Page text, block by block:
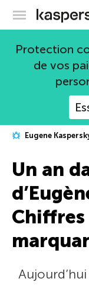
Protection
de vos
Eugene
Un an
Aujourd’hui